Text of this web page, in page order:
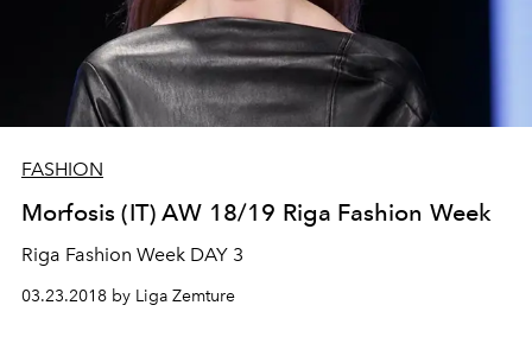
FASHION
Morfosis (IT) AW 18/19 Riga Fashion Week
Riga Fashion Week DAY 3
03.23.2018 by Liga Zemture